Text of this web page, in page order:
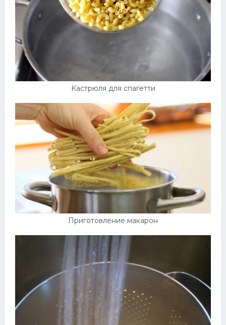
Кастрюля для спагетти
Приготовление макарон